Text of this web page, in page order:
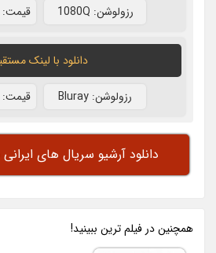
رزولوشن: 1080Q قيمت: 10000 تومان
دانلود با لينک
رزولوشن: Bluray قيمت: 12000 تومان
دانلود آرشیو سریال های
همچنين در فيلم ترين ببينيد!